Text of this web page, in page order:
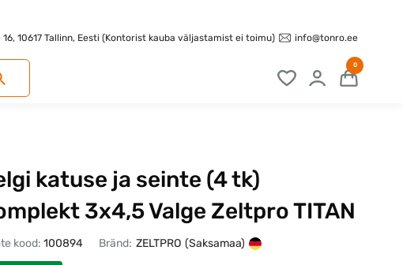
10617 Tallinn, Eesti (Kontorist kauba väljastamist ei toimu) info@tonro.ee
0
katuse ja seinte (4 tk)
3x4,5 Valge Zeltpro TITAN
kood: 100894 Bränd: ZELTPRO (Saksamaa)